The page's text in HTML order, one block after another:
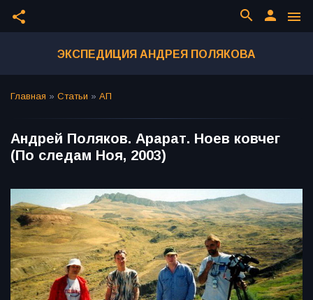
share menu
person
search
ЭКСПЕДИЦИЯ АНДРЕЯ ПОЛЯКОВА
Главная » Статьи » АП
Андрей Поляков. Арарат. Ноев ковчег
(По следам Ноя, 2003)